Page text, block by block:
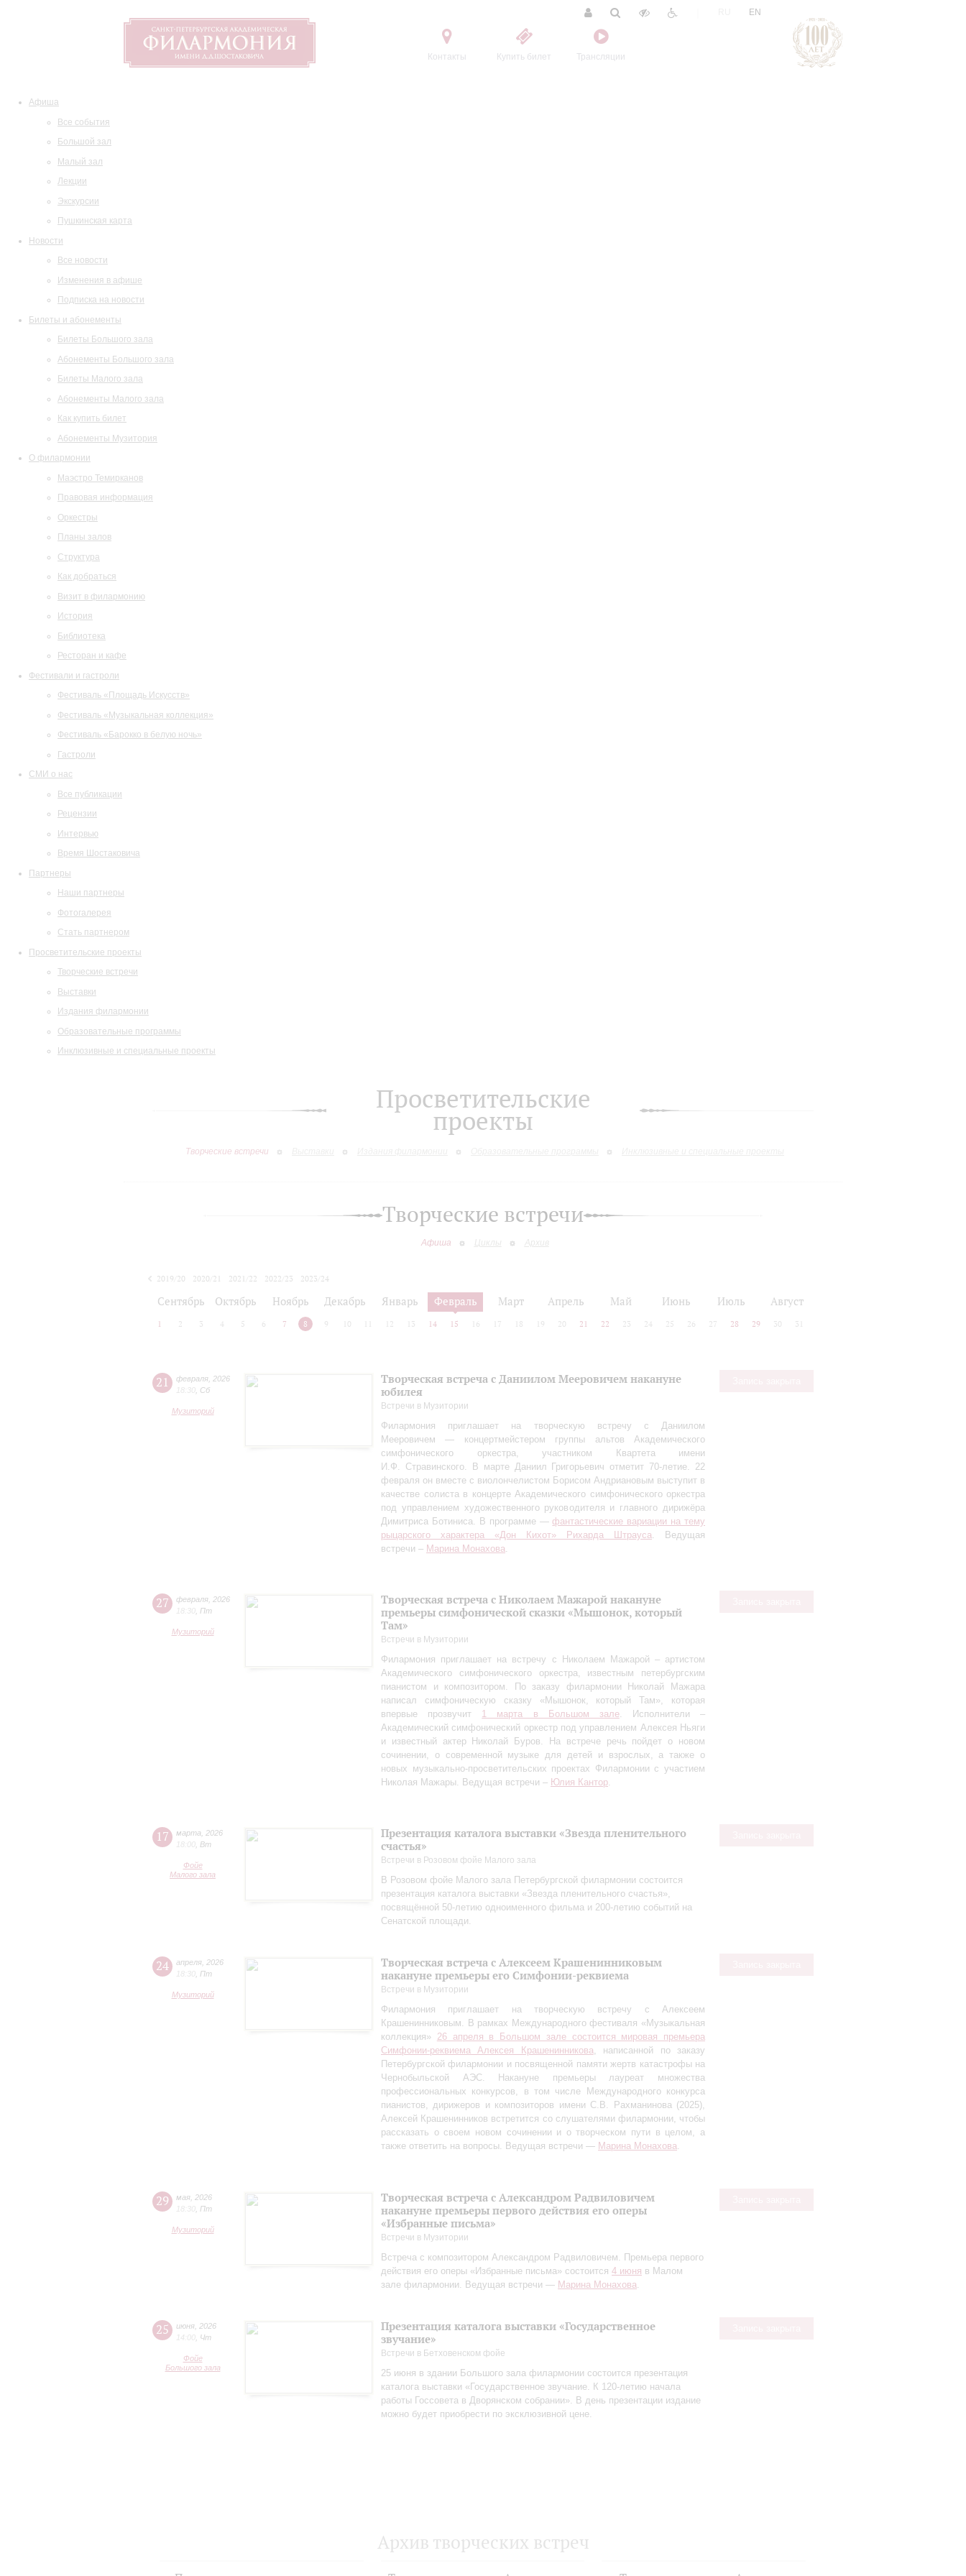
Контакты Купить билет Трансляции
EN
Афиша
Все события
Большой зал
Малый зал
Лекции
Экскурсии
Пушкинская карта
Новости
Все новости
Изменения в афише
Подписка на новости
Билеты и абонементы
Билеты Большого зала
Абонементы Большого зала
Билеты Малого зала
Абонементы Малого зала
Как купить билет
Абонементы Музитория
О филармонии
Маэстро Темирканов
Правовая информация
Оркестры
Планы залов
Структура
Как добраться
Визит в филармонию
История
Библиотека
Ресторан и кафе
Фестивали и гастроли
Фестиваль «Площадь Искусств»
Фестиваль «Музыкальная коллекция»
Фестиваль «Барокко в белую ночь»
Гастроли
СМИ о нас
Все публикации
Рецензии
Интервью
Время Шостаковича
Партнеры
Наши партнеры
Фотогалерея
Стать партнером
Просветительские проекты
Творческие встречи
Выставки
Издания филармонии
Образовательные программы
Инклюзивные и специальные проекты
Просветительские
проекты
Творческие встречи
Творческие встречи
Афиша Циклы Архив
2019/20 2020/21 2021/22 2022/23
2023/24
Сентябрь Октябрь Ноябрь Декабрь Январь Февраль Март Апрель Май Июнь Июль Август
1 2 3 4 5 6 7 8 9 10 12 13 14 15 16 17 18 19 20 21 22 23 24 25 26 27 28 29 30 31
21 февраля 2026
18:30 Сб
Музиторий
Творческая встреча с Даниилом Мееровичем накануне
юбилея
Встречи в Музитории
Филармония приглашает на творческую встречу с Даниилом
Мееровичем — концертмейстером группы альтов Академического
симфонического оркестра, участником Квартета имени
И.Ф. Стравинского. В марте Даниил Григорьевич отметит 70‑летие. 22
февраля он вместе с виолончелистом Борисом Андриановым выступит в
качестве солиста в концерте Академического симфонического оркестра
под управлением художественного руководителя и главного дирижёра
Димитриса Ботиниса. В программе — фантастические вариации на тему
рыцарского характера «Дон Кихот» Рихарда Штрауса. Ведущая
встречи – Марина Монахова.
27 февраля 2026
18:30 Пт
Музиторий
Творческая встреча с Николаем Мажарой накануне
премьеры симфонической сказки «Мышонок, который
Там»
Встречи в Музитории
Филармония приглашает на встречу с Николаем Мажарой – артистом
Академического симфонического оркестра, известным петербургским
пианистом и композитором. По заказу филармонии Николай Мажара
написал симфоническую сказку «Мышонок, который Там», которая
впервые прозвучит 1 марта в Большом зале. Исполнители –
Академический симфонический оркестр под управлением Алексея Ньяги
и известный актер Николай Буров. На встрече речь пойдет о новом
сочинении, о современной музыке для детей и взрослых, а также о
новых музыкально-просветительских проектах Филармонии с участием
Николая Мажары. Ведущая встречи – Юлия Кантор.
17 марта
2026
18:00
Вт
Фойе
Малого зала
Презентация каталога выставки «Звезда пленительного
счастья»
Встречи в Розовом фойе Малого зала
В Розовом фойе Малого зала Петербургской филармонии состоится
презентация каталога выставки «Звезда пленительного счастья»,
посвящённой 50-летию одноименного фильма и 200-летию событий на
Сенатской площади.
24 апреля 2026
18:30
Пт
Музиторий
Творческая встреча с Алексеем Крашенинниковым
накануне премьеры его Симфонии-реквиема
Встречи в Музитории
Филармония приглашает на творческую встречу с Алексеем
Крашенинниковым. В рамках Международного фестиваля «Музыкальная
коллекция» 26 апреля в Большом зале состоится мировая премьера
Симфонии-реквиема Алексея Крашенинникова, написанной по заказу
Петербургской филармонии и посвященной памяти жертв катастрофы на
Чернобыльской АЭС. Накануне премьеры лауреат множества
профессиональных конкурсов, в том числе Международного конкурса
пианистов, дирижеров и композиторов имени С.В. Рахманинова (2025),
Алексей Крашенинников встретится со слушателями филармонии, чтобы
рассказать о своем новом сочинении и о творческом пути в целом, а
также ответить на вопросы. Ведущая встречи — Марина Монахова.
29 мая 2026
18:30 Пт
Музиторий
Творческая встреча с Александром Радвиловичем
накануне премьеры первого действия его оперы
«Избранные письма»
Встречи в Музитории
Встреча с композитором Александром Радвиловичем. Премьера первого
действия его оперы «Избранные письма» состоится 4 июня в Малом
зале филармонии. Ведущая встречи — Марина Монахова
25 июня 2026
14:00 Чт
Фойе
Большого зала
Презентация каталога выставки «Государственное
звучание»
Встречи в Бетховенском фойе
25 июня в здании Большого зала филармонии состоится презентация
каталога выставки «Государственное звучание. К 120‑летию начала
работы Госсовета в Дворянском собрании». В день презентации издание
можно будет приобрести по эксклюзивной цене.
Архив творческих встреч